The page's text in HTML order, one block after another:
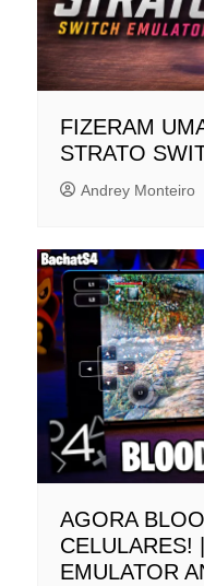
FIZERAM
STRATO
Andrey Monteiro
AGORA
CELULARES!
EMULATOR